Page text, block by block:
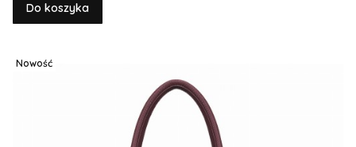
Do koszyka
Nowość